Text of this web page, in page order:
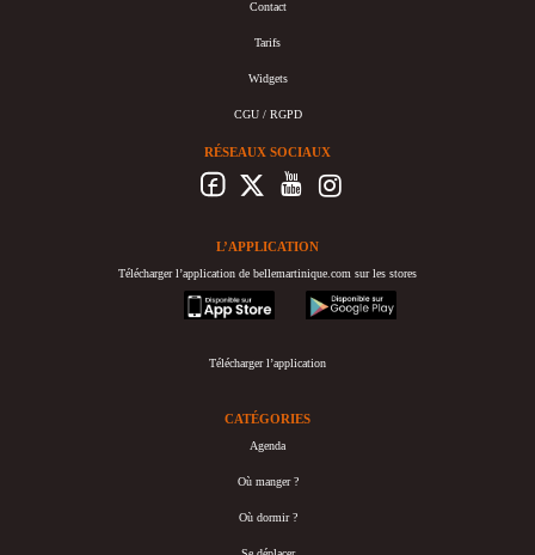
Contact
Tarifs
Widgets
CGU / RGPD
RÉSEAUX SOCIAUX
L’APPLICATION
Télécharger l’application de bellemartinique.com sur les stores
appstore
googleplay
Télécharger l’application
CATÉGORIES
Agenda
Où manger ?
Où dormir ?